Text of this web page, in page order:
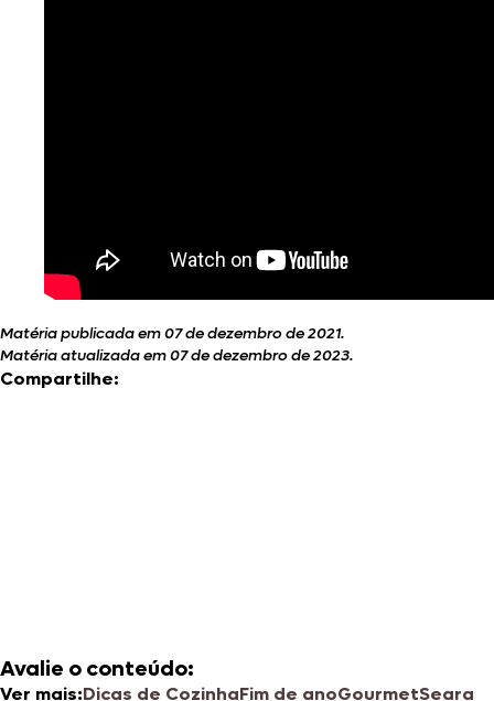
Matéria publicada em 07 de dezembro de 2021.
Matéria atualizada em 07 de dezembro de 2023.
Compartilhe:
Avalie o conteúdo:
Ver mais:Dicas de CozinhaFim de anoGourmetSeara